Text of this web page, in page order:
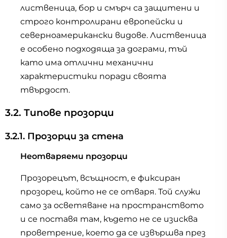
лиственица, бор и смърч са защитени и
строго контролирани европейски и
северноамерикански видове. Лиственица
е особено подходяща за дограми, тъй
като има отлични механични
характеристики поради своята
твърдост.
3.2. Типове прозорци
3.2.1. Прозорци за стена
Неотваряеми прозорци
Прозорецът, всъщност, е фиксиран
прозорец, който не се отваря. Той служи
само за осветяване на пространството
и се поставя там, където не се изисква
проветрение, което да се извършва през